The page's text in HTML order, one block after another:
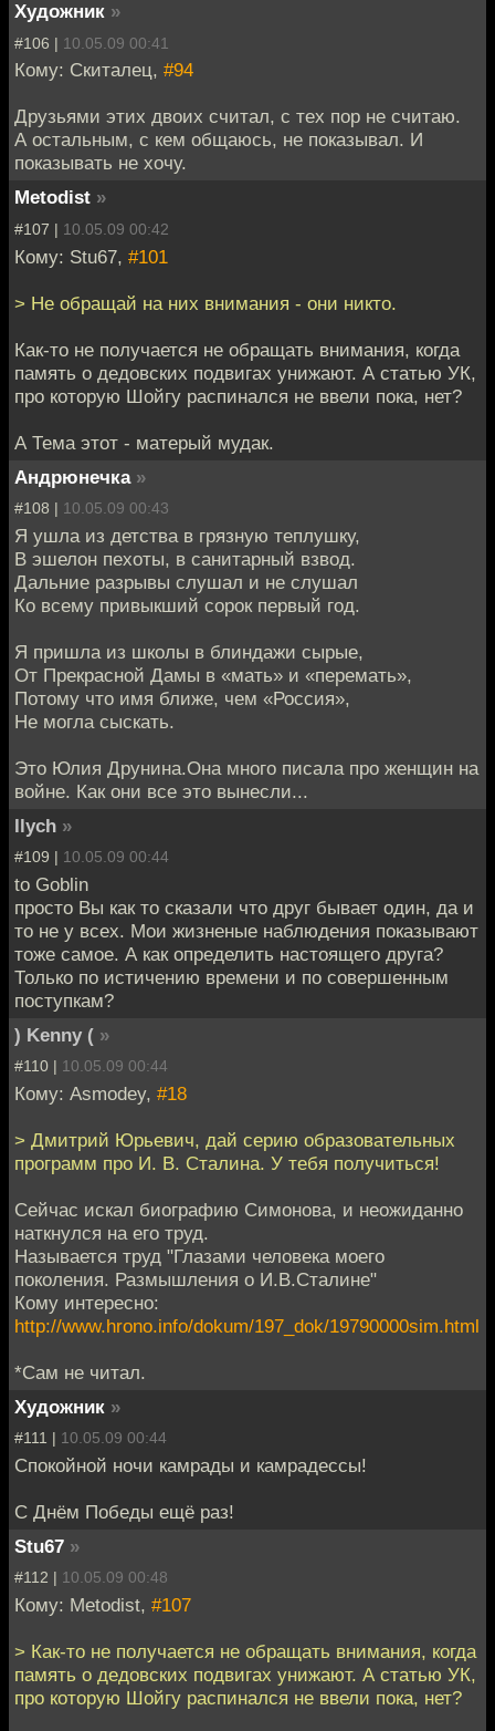
Художник »
#106 | 10.05.09 00:41
Кому: Скиталец, #94
Друзьями этих двоих считал, с тех пор не считаю.
А остальным, с кем общаюсь, не показывал. И
показывать не хочу.
Metodist »
#107 | 10.05.09 00:42
Кому: Stu67, #101
> Не обращай на них внимания - они никто.
Как-то не получается не обращать внимания, когда
память о дедовских подвигах унижают. А статью УК,
про которую Шойгу распинался не ввели пока, нет?
А Тема этот - матерый мудак.
Андрюнечка »
#108 | 10.05.09 00:43
Я ушла из детства в грязную теплушку,
В эшелон пехоты, в санитарный взвод.
Дальние разрывы слушал и не слушал
Ко всему привыкший сорок первый год.
Я пришла из школы в блиндажи сырые,
От Прекрасной Дамы в «мать» и «перемать»,
Потому что имя ближе, чем «Россия»,
Не могла сыскать.
Это Юлия Друнина.Она много писала про женщин на
войне. Как они все это вынесли...
Ilych »
#109 | 10.05.09 00:44
to Goblin
просто Вы как то сказали что друг бывает один, да и
то не у всех. Мои жизненые наблюдения показывают
тоже самое. А как определить настоящего друга?
Только по истичению времени и по совершенным
поступкам?
) Kenny ( »
#110 | 10.05.09 00:44
Кому: Asmodey, #18
> Дмитрий Юрьевич, дай серию образовательных
программ про И. В. Сталина. У тебя получиться!
Сейчас искал биографию Симонова, и неожиданно
наткнулся на его труд.
Называется труд "Глазами человека моего
поколения. Размышления о И.В.Сталине"
Кому интересно:
http://www.hrono.info/dokum/197_dok/19790000sim.html
*Сам не читал.
Художник »
#111 | 10.05.09 00:44
Спокойной ночи камрады и камрадессы!
С Днём Победы ещё раз!
Stu67 »
#112 | 10.05.09 00:48
Кому: Metodist, #107
> Как-то не получается не обращать внимания, когда
память о дедовских подвигах унижают. А статью УК,
про которую Шойгу распинался не ввели пока, нет?